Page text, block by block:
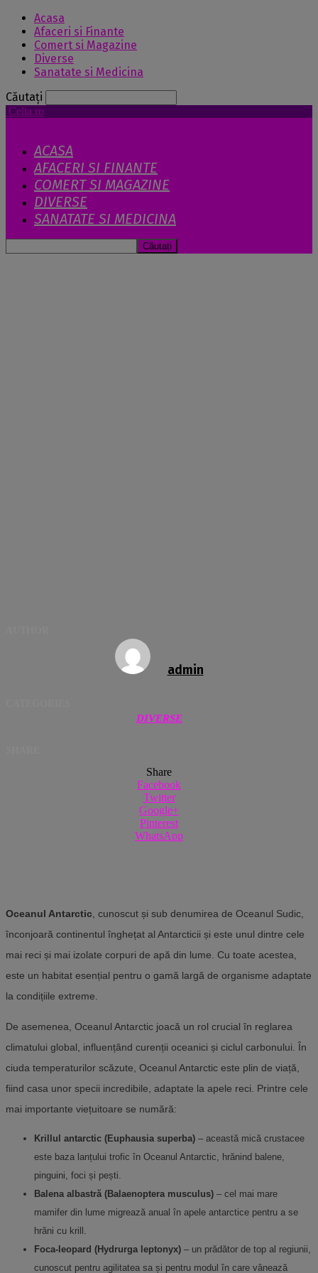
Acasa
Afaceri si Finante
Comert si Magazine
Diverse
Sanatate si Medicina
Căutați
Celia.ro
ACASA
AFACERI SI FINANTE
COMERT SI MAGAZINE
DIVERSE
SANATATE SI MEDICINA
admin
DIVERSE
Share
Facebook
Twitter
Google+
Pinterest
WhatsApp
Oceanul Antarctic , cunoscut și sub denumirea de Oceanul Sudic,
înconjoară continentul înghețat al Antarcticii și este unul dintre cele
mai reci și mai izolate corpuri de apă din lume. Cu toate acestea,
este un habitat esențial pentru o gamă largă de organisme adaptate
la condițiile extreme.
De asemenea, Oceanul Antarctic joacă un rol crucial în reglarea
climatului global, influențând curenții oceanici și ciclul carbonului. În
ciuda temperaturilor scăzute, Oceanul Antarctic este plin de viață,
fiind casa unor specii incredibile, adaptate la apele reci. Printre cele
mai importante viețuitoare se numără:
Krillul antarctic (Euphausia superba) – această mică crustacee
este baza lanțului trofic în Oceanul Antarctic, hrănind balene,
pinguini, foci și pești.
Balena albastră (Balaenoptera musculus) – cel mai mare
mamifer din lume migrează anual în apele antarctice pentru a se
hrăni cu krill.
Foca-leopard (Hydrurga leptonyx) – un prădător de top al regiunii,
cunoscut pentru agilitatea sa și pentru modul în care vânează